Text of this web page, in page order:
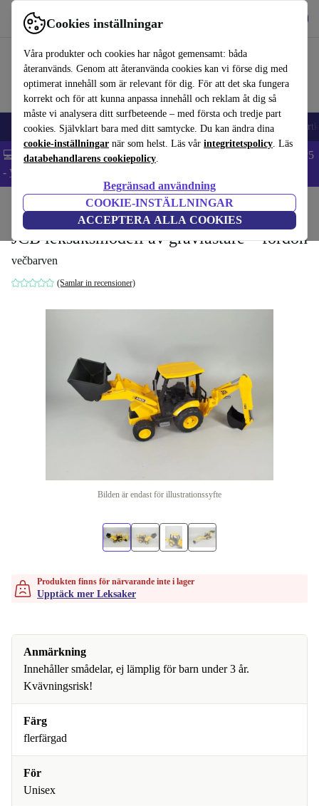
Cookies inställningar
Våra produkter och cookies har något gemensamt: båda
återanvänds. Genom att återanvända cookies kan vi förse dig med
optimerat innehåll som är relevant för dig. För att det ska fungera
korrekt och för att kunna anpassa innehåll och reklam åt dig så
måste vi analysera ditt surfbeteende – med första och tredje part
cookies. Självklart bara med ditt samtycke. Du kan ändra dina
cookie-inställningar när som helst. Läs vår integritetspolicy. Läs
databehandlarens cookiepolicy.
Begränsad användning
COOKIE-INSTÄLLNINGAR
ACCEPTERA ALLA COOKIES
Använd refurbed snabbt och enkelt
🎒 Back to school Mobiltelefoner Bärbara datorer Surfplattor
💻 Extra 5% rabatt på alla MacBooks och laptops - Code: LAPTOP5
- Villkor
Leksaker
JCB leksaksmodell av grävlastare – fordon
večbarven
(Samlar in recensioner)
Bilden är endast för illustrationssyfte
Produkten finns för närvarande inte i lager
Upptäck mer Leksaker
Anmärkning
Innehåller smådelar, ej lämplig för barn under 3 år.
Kvävningsrisk!
Färg
flerfärgad
För
Unisex